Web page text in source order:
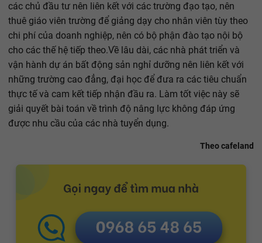
các chủ đầu tư nên liên kết với các trường đạo tạo, nên
thuê giáo viên trường để giảng dạy cho nhân viên tùy theo
chi phí của doanh nghiệp, nên có bộ phận đào tạo nội bộ
cho các thế hệ tiếp theo.Về lâu dài, các nhà phát triển và
vận hành dự án bất động sản nghỉ dưỡng nên liên kết với
những trường cao đẳng, đại học để đưa ra các tiêu chuẩn
thực tế và cam kết tiếp nhận đầu ra. Làm tốt việc này sẽ
giải quyết bài toán về trình độ nâng lực không đáp ứng
được nhu cầu của các nhà tuyển dụng.
Theo cafeland